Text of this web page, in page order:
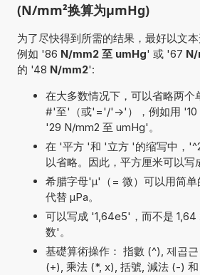
(N/mm²换算为µmHg)
为了尽快得到所需的结果，最好以文
例如 '86 N/mm2 至 umHg' 或 '67
的 '48 N/mm2':
在大多数情况下，可以省略两个
#'至'（或'='/'->'），例如用 '10
'29 N/mm2 至 umHg'。
在 '平方 '和 '立方 '的缩写中，
以省略。因此，平方厘米可以写
希腊字母'µ'（= 微）可以用简
代替 µPa。
可以写成 '1,64e5'，而不是
数'。
基礎算術操作： 指數 (^), 제곱
(+), 乘法 (*, x), 括號, 減法 (-)